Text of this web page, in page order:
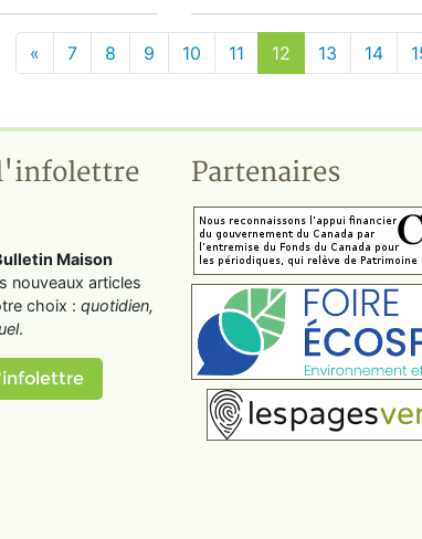
« 7 8 9 10 11 12 13 14
Maison
nouveaux articles
choix : quotidien,
.
Partenaires